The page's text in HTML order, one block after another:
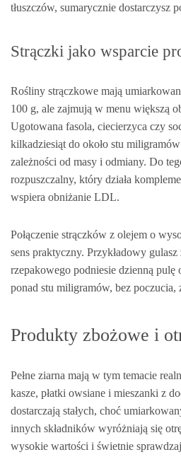
tłuszczów, sumarycznie dostarczysz
Strączki jako wsparcie
Rośliny strączkowe mają
100 g, ale zajmują w menu większą
Ugotowana fasola, ciecierzyca czy
kilkadziesiąt do około stu
zależności od masy i odmiany. Do
rozpuszczalny, który działa
wspiera obniżanie LDL.
Połączenie strączków z olejem o
sens praktyczny. Przykładowy gulasz
rzepakowego podniesie dzienną
ponad stu miligramów, bez poczucia,
Produkty zbożowe i
Pełne ziarna mają w tym temacie
kasze, płatki owsiane i mieszanki z
dostarczają stałych, choć
innych składników wyróżniają się
wysokie wartości i świetnie